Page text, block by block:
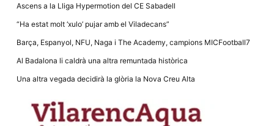
Ascens a la Lliga Hypermotion del CE Sabadell
“Ha estat molt ‘xulo’ pujar amb el Viladecans”
Barça, Espanyol, NFU, Naga i The Academy, campions MICFootball7
Al Badalona li caldrà una altra remuntada històrica
Una altra vegada decidirà la glòria la Nova Creu Alta
Necessàries
Aquestes
són
necessàries